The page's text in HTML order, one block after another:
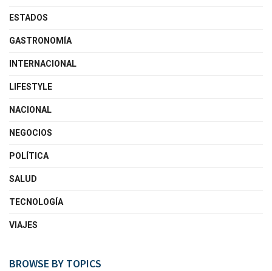
ESTADOS
GASTRONOMÍA
INTERNACIONAL
LIFESTYLE
NACIONAL
NEGOCIOS
POLÍTICA
SALUD
TECNOLOGÍA
VIAJES
BROWSE BY TOPICS